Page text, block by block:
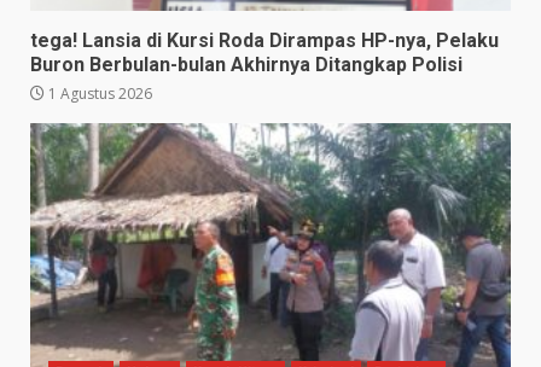
tega! Lansia di Kursi Roda Dirampas HP-nya, Pelaku
Buron Berbulan-bulan Akhirnya Ditangkap Polisi
1 Agustus 2026